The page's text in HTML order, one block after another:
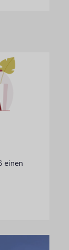
einen